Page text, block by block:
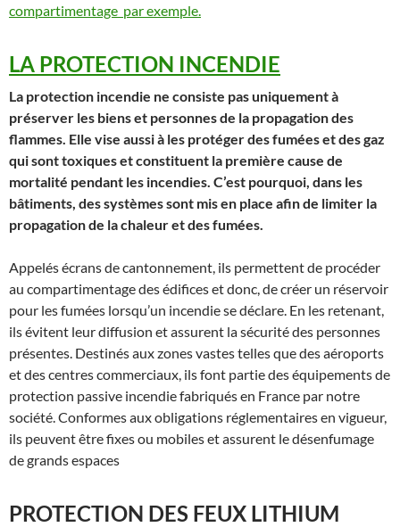
compartimentage par exemple.
LA PROTECTION INCENDIE
La protection incendie ne consiste pas uniquement à
préserver les biens et personnes de la propagation des
flammes. Elle vise aussi à les protéger des fumées et des gaz
qui sont toxiques et constituent la première cause de
mortalité pendant les incendies. C’est pourquoi, dans les
bâtiments, des systèmes sont mis en place afin de limiter la
propagation de la chaleur et des fumées.
Appelés écrans de cantonnement, ils permettent de procéder
au compartimentage des édifices et donc, de créer un réservoir
pour les fumées lorsqu’un incendie se déclare. En les retenant,
ils évitent leur diffusion et assurent la sécurité des personnes
présentes. Destinés aux zones vastes telles que des aéroports
et des centres commerciaux, ils font partie des équipements de
protection passive incendie fabriqués en France par notre
société. Conformes aux obligations réglementaires en vigueur,
ils peuvent être fixes ou mobiles et assurent le désenfumage
de grands espaces
PROTECTION DES FEUX LITHIUM